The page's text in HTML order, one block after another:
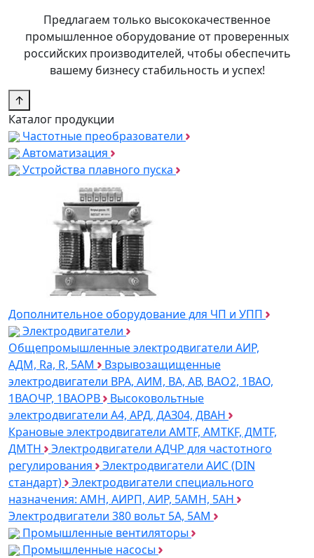
Предлагаем только высококачественное
промышленное оборудование от проверенных
российских производителей, чтобы обеспечить
вашему бизнесу стабильность и успех!
↑
Каталог продукции
Частотные преобразователи
Автоматизация
Устройства плавного пуска
Дополнительное оборудование для ЧП и УПП
Электродвигатели
Общепромышленные электродвигатели АИР,
АДМ, Ra, R, 5AM
Взрывозащищенные
электродвигатели ВРА, АИМ, ВА, АВ, ВАO2, 1ВАО,
1ВАОЧР, 1ВАОРВ
Высоковольтные
электродвигатели A4, АРД, ДАЗ04, ДВАН
Крановые электродвигатели AMTF, AMTKF, ДMTF,
ДМТН
Электродвигатели АДЧР для частотного
регулирования
Электродвигатели АИС (DIN
стандарт)
Электродвигатели специального
назначения: АМН, АИРП, АИР, 5АМН, 5АН
Электродвигатели 380 вольт 5А, 5АМ
Промышленные вентиляторы
Промышленные насосы